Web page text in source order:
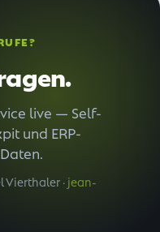
live — Self-
und ERP-
Vierthaler · jean-